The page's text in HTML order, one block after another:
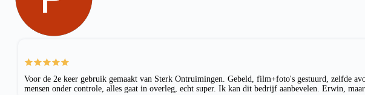
Voor de 2e keer gebruik gemaakt van Sterk Ontruimingen. Gebeld, film+foto's gestuurd, zelfde
mensen onder controle, alles gaat in overleg, echt super. Ik kan dit bedrijf aanbevelen. Erwin,